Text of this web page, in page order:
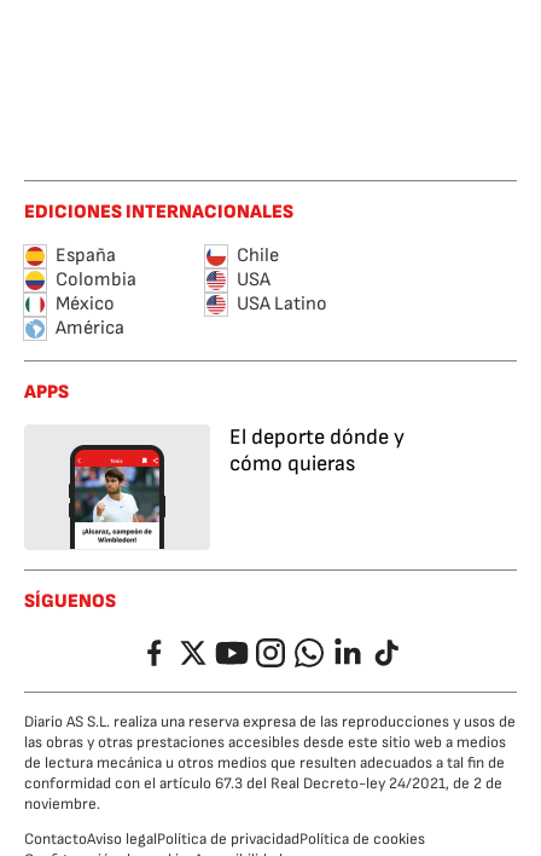
EDICIONES INTERNACIONALES
España
Chile
Colombia
USA
México
USA Latino
América
APPS
El deporte dónde y
cómo quieras
SÍGUENOS
FacebookTwitterYouTubeInstagramWhatsappLinkedIn
TikTok
Diario AS S.L. realiza una reserva expresa de las reproducciones y usos de
las obras y otras prestaciones accesibles desde este sitio web a medios
de lectura mecánica u otros medios que resulten adecuados a tal fin de
conformidad con el artículo 67.3 del Real Decreto-ley 24/2021, de 2 de
noviembre.
ContactoAviso legalPolítica de privacidadPolítica de cookies